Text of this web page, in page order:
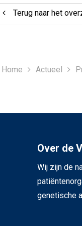
Terug naar het
Home Actueel
Over de
Wij zijn de
genetische